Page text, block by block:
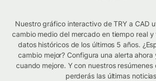
Nuestro gráfico interactivo de TRY a CAD
cambio medio del mercado en tiempo real
datos históricos de los últimos 5 años.
cambio mejor? Configura una alerta ahora
cuando mejore. Y con nuestros resúmenes
perderás las últimas